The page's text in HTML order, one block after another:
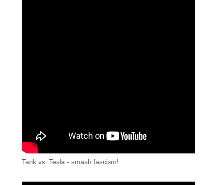
Tank vs. Tesla - smash fascism!